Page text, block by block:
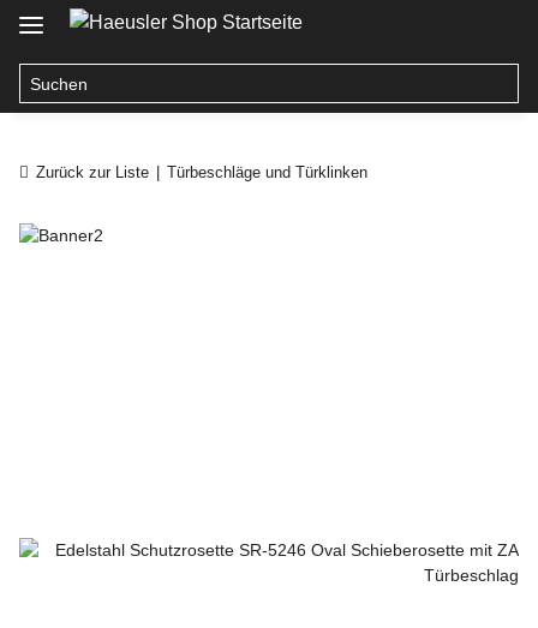
Zurück zur Liste Türbeschläge und Türklinken